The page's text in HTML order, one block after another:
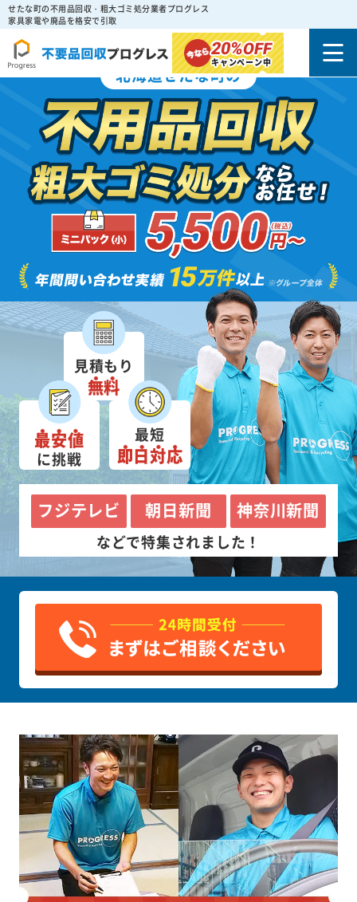
せたな町の不用品回収・粗大ゴミ処分業者プログレス
家具家電や廃品を格安で引取
20%OFF
キャンペーン中
北海道せたな町の
見積もり
無料
最安値
に挑戦
最短
即日対応
フジテレビ 朝日新聞 神奈川新聞
などで特集されました！